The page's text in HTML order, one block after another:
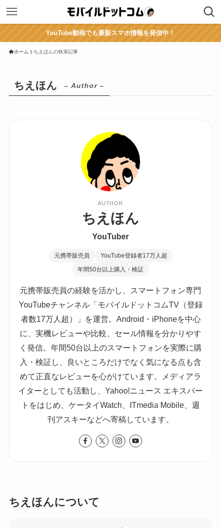
YouTube動画でも最新スマホ情報を発信中！
ホーム ちえほんの執筆記事
ちえほん – Author –
AUTHOR
ちえほん
YouTuber
元携帯販売員
YouTube登録者17万人超
年間50台以上購入・検証
元携帯販売員の経験を活かし、スマートフォン専門
YouTubeチャンネル「モバイルドットコムTV（登録
者数17万人超）」を運営。Android・iPhoneを中心
に、実機レビューや比較、セール情報を分かりやす
く発信。年間50台以上のスマートフォンを実際に購
入・検証し、良いところだけでなく気になる点も含
めて正直なレビューを心がけています。メディアラ
イターとしても活動し、Yahoo!ニュース エキスパー
トをはじめ、ケータイWatch、ITmedia Mobile、週
刊アスキーなどへ寄稿しています。
ちえほんについて